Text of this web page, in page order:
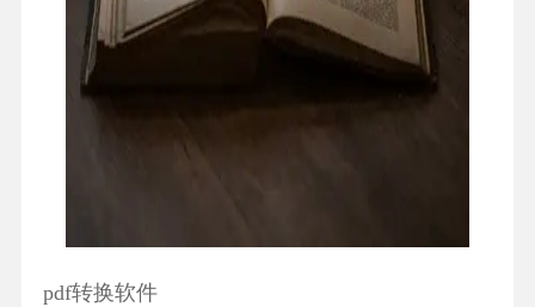
pdf转换软件